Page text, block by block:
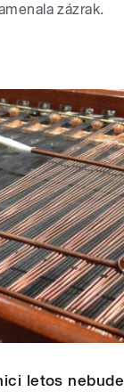
zázrak.
letos nebude